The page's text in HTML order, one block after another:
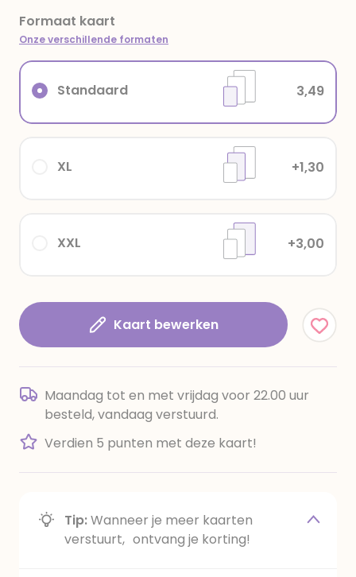
Formaat kaart
Onze verschillende formaten
XXL +3,00
XL +1,30
Standaard 3,49
Kaart bewerken
Maandag tot en met vrijdag voor 22.00 uur
besteld, vandaag verstuurd.
Verdien 5 punten met deze kaart!
Tip:Wanneer je meer kaarten
verstuurt, ontvang je korting!